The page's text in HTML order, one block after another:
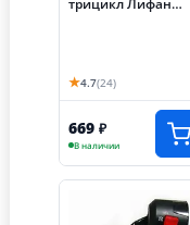
трицикл Лифан
★4.7(24)
669 ₽
В наличии